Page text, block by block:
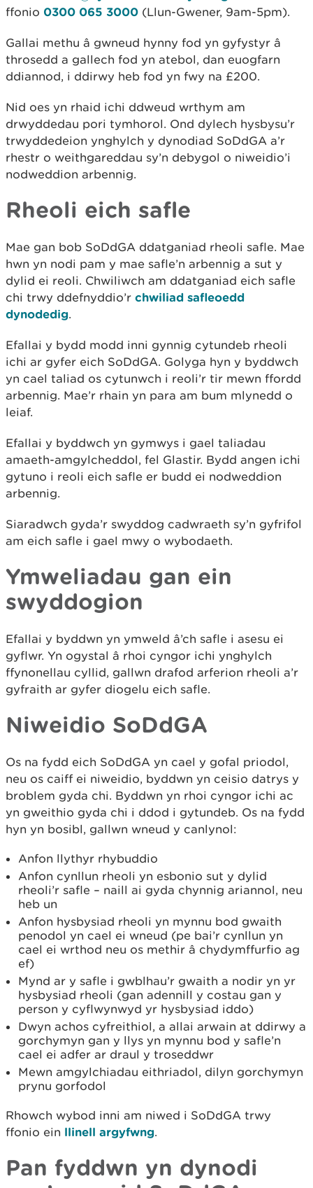
ffonio 0300 065 3000 (Llun-Gwener, 9am-5pm).
Gallai methu â gwneud hynny fod yn gyfystyr â
throsedd a gallech fod yn atebol, dan euogfarn
ddiannod, i ddirwy heb fod yn fwy na £200.
Nid oes yn rhaid ichi ddweud wrthym am
drwyddedau pori tymhorol. Ond dylech hysbysu’r
trwyddedeion ynghylch y dynodiad SoDdGA a’r
rhestr o weithgareddau sy’n debygol o niweidio’i
nodweddion arbennig.
Rheoli eich safle
Mae gan bob SoDdGA ddatganiad rheoli safle. Mae
hwn yn nodi pam y mae safle’n arbennig a sut y
dylid ei reoli. Chwiliwch am ddatganiad eich safle
chi trwy ddefnyddio’r chwiliad safleoedd
dynodedig.
Efallai y bydd modd inni gynnig cytundeb rheoli
ichi ar gyfer eich SoDdGA. Golyga hyn y byddwch
yn cael taliad os cytunwch i reoli’r tir mewn ffordd
arbennig. Mae’r rhain yn para am bum mlynedd o
leiaf.
Efallai y byddwch yn gymwys i gael taliadau
amaeth-amgylcheddol, fel Glastir. Bydd angen ichi
gytuno i reoli eich safle er budd ei nodweddion
arbennig.
Siaradwch gyda’r swyddog cadwraeth sy’n gyfrifol
am eich safle i gael mwy o wybodaeth.
Ymweliadau gan ein
swyddogion
Efallai y byddwn yn ymweld â’ch safle i asesu ei
gyflwr. Yn ogystal â rhoi cyngor ichi ynghylch
ffynonellau cyllid, gallwn drafod arferion rheoli a’r
gyfraith ar gyfer diogelu eich safle.
Niweidio SoDdGA
Os na fydd eich SoDdGA yn cael y gofal priodol,
neu os caiff ei niweidio, byddwn yn ceisio datrys y
broblem gyda chi. Byddwn yn rhoi cyngor ichi ac
yn gweithio gyda chi i ddod i gytundeb. Os na fydd
hyn yn bosibl, gallwn wneud y canlynol:
Anfon llythyr rhybuddio
Anfon cynllun rheoli yn esbonio sut y dylid
rheoli’r safle – naill ai gyda chynnig ariannol, neu
heb un
Anfon hysbysiad rheoli yn mynnu bod gwaith
penodol yn cael ei wneud (pe bai’r cynllun yn
cael ei wrthod neu os methir â chydymffurfio ag
ef)
Mynd ar y safle i gwblhau’r gwaith a nodir yn yr
hysbysiad rheoli (gan adennill y costau gan y
person y cyflwynwyd yr hysbysiad iddo)
Dwyn achos cyfreithiol, a allai arwain at ddirwy a
gorchymyn gan y llys yn mynnu bod y safle’n
cael ei adfer ar draul y troseddwr
Mewn amgylchiadau eithriadol, dilyn gorchymyn
prynu gorfodol
Rhowch wybod inni am niwed i SoDdGA trwy
ffonio ein llinell argyfwng.
Pan fyddwn yn dynodi